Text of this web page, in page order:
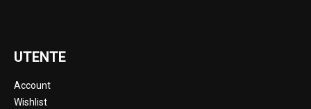
UTENTE
Account
Wishlist